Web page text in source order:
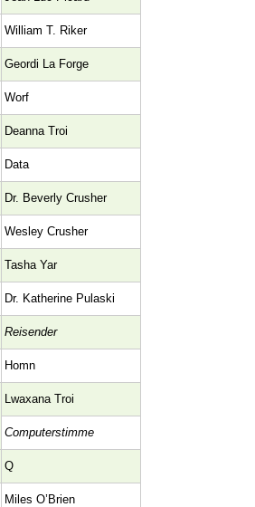
William T. Riker
Geordi La Forge
Worf
Deanna Troi
Data
Dr. Beverly Crusher
Wesley Crusher
Tasha Yar
Dr. Katherine Pulaski
Reisender
Homn
Lwaxana Troi
Computerstimme
Q
Miles O’Brien